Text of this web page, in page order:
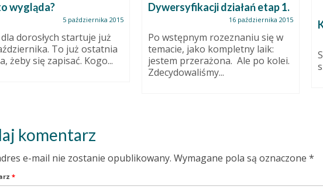
wygląda?
5 października 2015
dorosłych startuje już
To już ostatnia
żeby się zapisać. Kogo...
Dywersyfikacji działań etap 1.
16 października 2015
Po wstępnym rozeznaniu się w
temacie, jako kompletny laik:
jestem przerażona. Ale po kolei.
Zdecydowaliśmy...
komentarz
e-mail nie zostanie opublikowany. Wymagane pola są oznaczone *
*